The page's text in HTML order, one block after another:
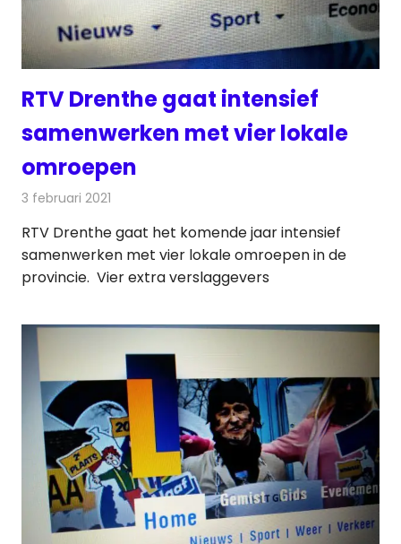
RTV Drenthe gaat intensief
samenwerken met vier lokale
omroepen
3 februari 2021
RTV Drenthe gaat het komende jaar intensief
samenwerken met vier lokale omroepen in de
provincie. Vier extra verslaggevers